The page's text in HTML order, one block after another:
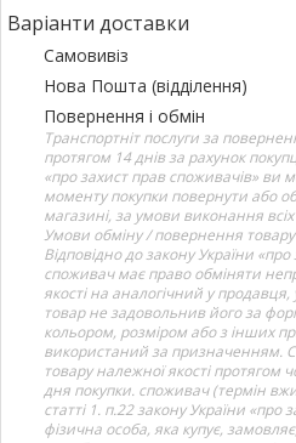
Варіанти доставки
Самовивіз
Нова Пошта (відділення)
Повернення і обмін
Транспортніт послуги за
протягом 14 днів за рахунок
«про захист прав споживачів» ви
моменту покупки повернути або
магазині, за умови виконання
Умови обміну / повернення товару
Відповідно до закону України
споживач має право обміняти
якості на аналогічний у
товар не задовольнив його за
кольором, розміром або з інших
використаний за призначенням.
товару належної якості
дня покупки. споживач (термін
статті 1. п.22 закону України «про
фізична особа, яка купує,